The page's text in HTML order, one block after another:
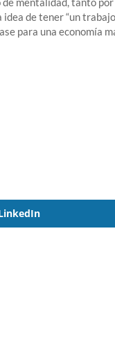
idea de tener “un
para una economía